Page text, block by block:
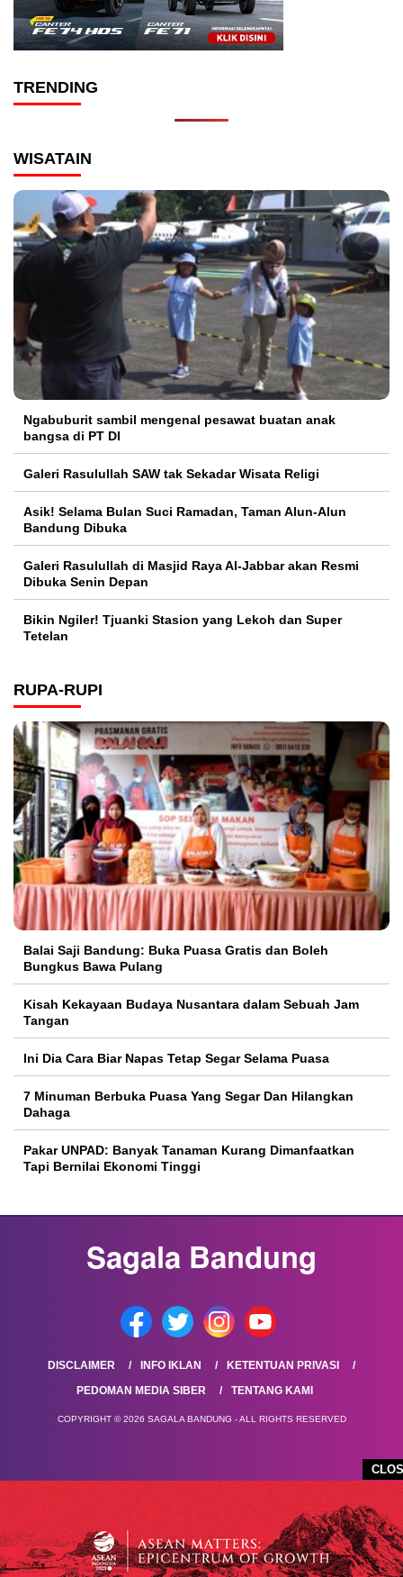
TRENDING
WISATAIN
Ngabuburit sambil mengenal pesawat buatan anak
bangsa di PT DI
Galeri Rasulullah SAW tak Sekadar Wisata Religi
Asik! Selama Bulan Suci Ramadan, Taman Alun-Alun
Bandung Dibuka
Galeri Rasulullah di Masjid Raya Al-Jabbar akan Resmi
Dibuka Senin Depan
Bikin Ngiler! Tjuanki Stasion yang Lekoh dan Super
Tetelan
RUPA-RUPI
Balai Saji Bandung: Buka Puasa Gratis dan Boleh
Bungkus Bawa Pulang
Kisah Kekayaan Budaya Nusantara dalam Sebuah Jam
Tangan
Ini Dia Cara Biar Napas Tetap Segar Selama Puasa
7 Minuman Berbuka Puasa Yang Segar Dan Hilangkan
Dahaga
Pakar UNPAD: Banyak Tanaman Kurang Dimanfaatkan
Tapi Bernilai Ekonomi Tinggi
DISCLAIMER INFO IKLAN
KETENTUAN PRIVASI
PEDOMAN MEDIA SIBER
TENTANG KAMI
COPYRIGHT © 2026 SAGALA BANDUNG - ALL RIGHTS RESERVED